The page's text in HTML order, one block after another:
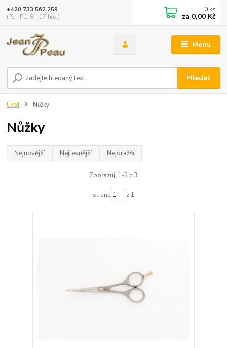
Menu
Hledat
+420 733 562 259
(Po - Pá, 8 - 17 hod.)
0 ks
za 0,00 Kč
Úvod Nůžky
Nůžky
Nejnovější Nejlevnější Nejdražší
Zobrazuji 1-3 z 3
strana z 1